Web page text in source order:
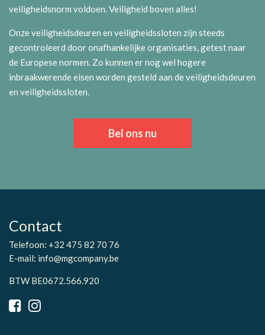
veiligheidsnorm voldoen. Veiligheid boven alles!
Onze veiligheidsdeuren en veiligheidssloten zijn steeds
gecontroleerd door onafhankelijke organisaties, getest naar
de Europese normen. Zo kunnen er nog wel hogere
inbraakwerende eisen worden gesteld aan de veiligheidsdeuren
en veiligheidssloten.
Bel ons nu
Contact
Telefoon: +32 475 82 70 76
E-mail: info@mgcompany.be
BTW BE0672.566.920